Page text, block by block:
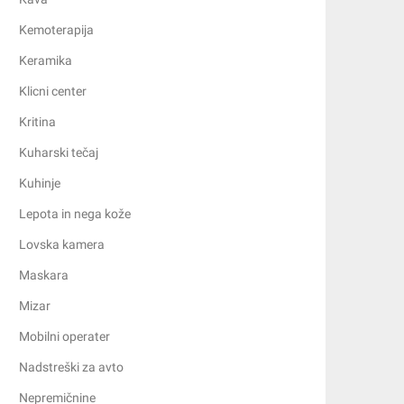
Kemoterapija
Keramika
Klicni center
Kritina
Kuharski tečaj
Kuhinje
Lepota in nega kože
Lovska kamera
Maskara
Mizar
Mobilni operater
Nadstreški za avto
Nepremičnine